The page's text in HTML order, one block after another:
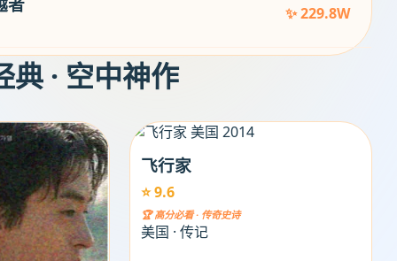
✨ 229.8W
典 · 空中神作
飞行家
⭐ 9.6
🏆 高分必看 · 传奇史诗
美国 · 传记